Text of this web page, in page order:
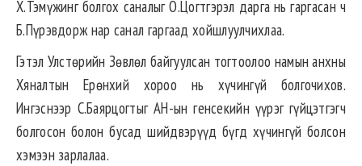
Х.Тэмүжинг болгох саналыг О.Цогтгэрэл дарга нь гаргасан ч
Б.Пүрэвдорж нар санал гаргаад хойшлуулчихлаа.
Гэтэл Улстөрийн Зөвлөл байгуулсан тогтоолоо намын анхны
Хяналтын Ерөнхий хороо нь хүчингүй болгочихов.
Ингэснээр С.Баярцогтыг АН-ын генсекийн үүрэг гүйцэтгэгч
болгосон болон бусад шийдвэрүүд бүгд хүчингүй болсон
хэмээн зарлалаа.